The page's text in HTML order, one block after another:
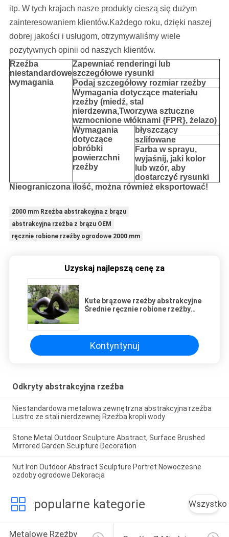
itp. W tych krajach nasze produkty cieszą się dużym
zainteresowaniem klientów.Każdego roku, dzięki naszej
dobrej jakości i usługom, otrzymywaliśmy wiele
pozytywnych opinii od naszych klientów.
Rzeźba
niestandardowe
wymagania
Zapewniać renderingi lub
szczegółowe rysunki
Podaj szczegółowy rozmiar rzeźby
Wymagania dotyczące materiału
rzeźby (miedź, stal
nierdzewna,Tworzywa sztuczne
wzmocnione włóknami {FPR}, żelazo)
Wymagania
dotyczące
obróbki
powierzchni
rzeźby
błyszczący
szlifowane
Farba w sprayu,
wyjaśnij, jaki kolor
lub wzór, aby
dostarczyć rysunki
Nieograniczona ilość, można również eksportować!
2000 mm Rzeźba abstrakcyjna z brązu
abstrakcyjna rzeźba z brązu OEM
ręcznie robione rzeźby ogrodowe 2000 mm
Uzyskaj najlepszą cenę za
Kute brązowe rzeźby abstrakcyjne
Średnie ręcznie robione rzeźby
Kontyntynuj
Odkryty abstrakcyjna rzeźba
Niestandardowa metalowa zewnętrzna abstrakcyjna rzeźba
Lustro ze stali nierdzewnej Rzeźba kropli wody
Stone Metal Outdoor Sculpture Abstract, Surface Brushed
Mirrored Garden Sculpture Decoration
Nut Iron Outdoor Abstract Sculpture Portret Nowoczesne
ozdoby ogrodowe Dekoracja
popularne kategorie Wszystko
Metalowe Rzeźby